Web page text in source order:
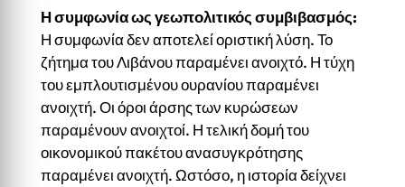
Η συμφωνία ως γεωπολιτικός συμβιβασμός:
Η συμφωνία δεν αποτελεί οριστική λύση. Το
ζήτημα του Λιβάνου παραμένει ανοιχτό. Η τύχη
του εμπλουτισμένου ουρανίου παραμένει
ανοιχτή. Οι όροι άρσης των κυρώσεων
παραμένουν ανοιχτοί. Η τελική δομή του
οικονομικού πακέτου ανασυγκρότησης
παραμένει ανοιχτή. Ωστόσο, η ιστορία δείχνει